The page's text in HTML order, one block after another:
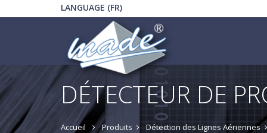
LANGUAGE (FR)
DÉTECTEUR DE
Accueil Produits Détection des Lignes Aériennes